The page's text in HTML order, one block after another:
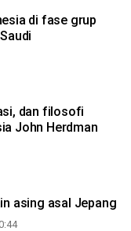
di fase grup
dan filosofi
John Herdman
asing asal Jepang